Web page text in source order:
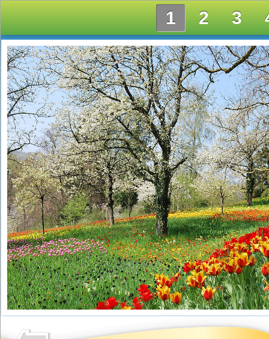
1 2 3